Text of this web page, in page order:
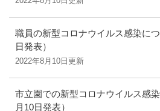
職員の新型コロナウイルス感染に
日発表）
2022年8月10日更新
市立園での新型コロナウイルス感
月10日発表）